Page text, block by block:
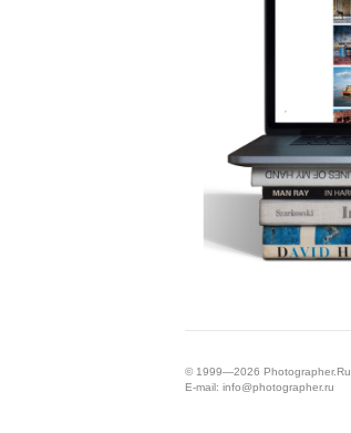
© 1999—2026 Photographer.Ru
E-mail: info@photographer.ru